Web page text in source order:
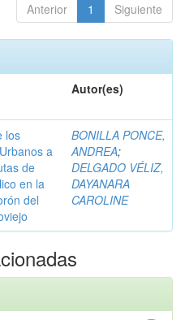
Anterior 1 Siguiente
Autor(es)
los
a
de
en la
del
BONILLA PONCE,
ANDREA;
DELGADO VÉLIZ,
DAYANARA
CAROLINE